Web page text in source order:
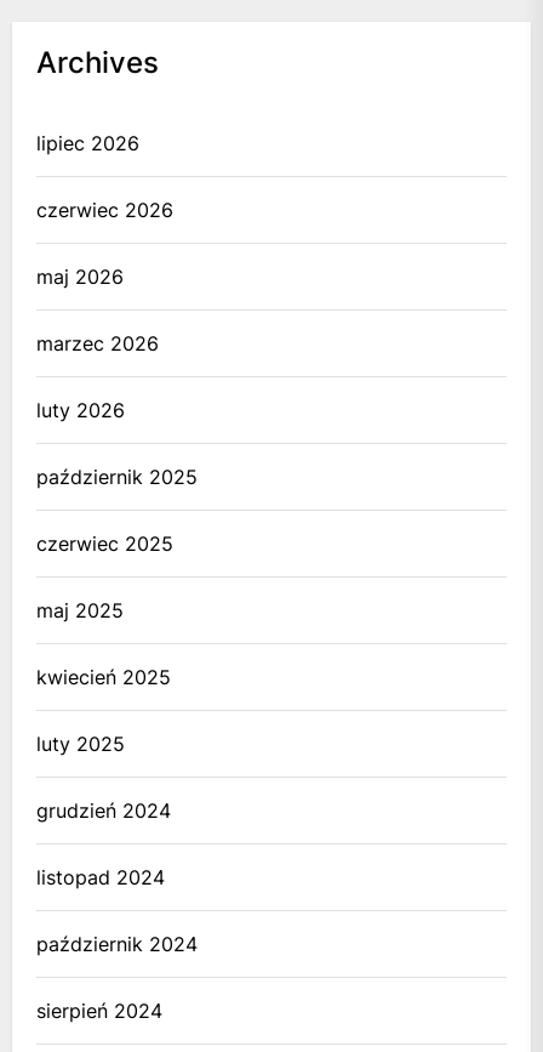
Archives
lipiec 2026
czerwiec 2026
maj 2026
marzec 2026
luty 2026
październik 2025
czerwiec 2025
maj 2025
kwiecień 2025
luty 2025
grudzień 2024
listopad 2024
październik 2024
sierpień 2024